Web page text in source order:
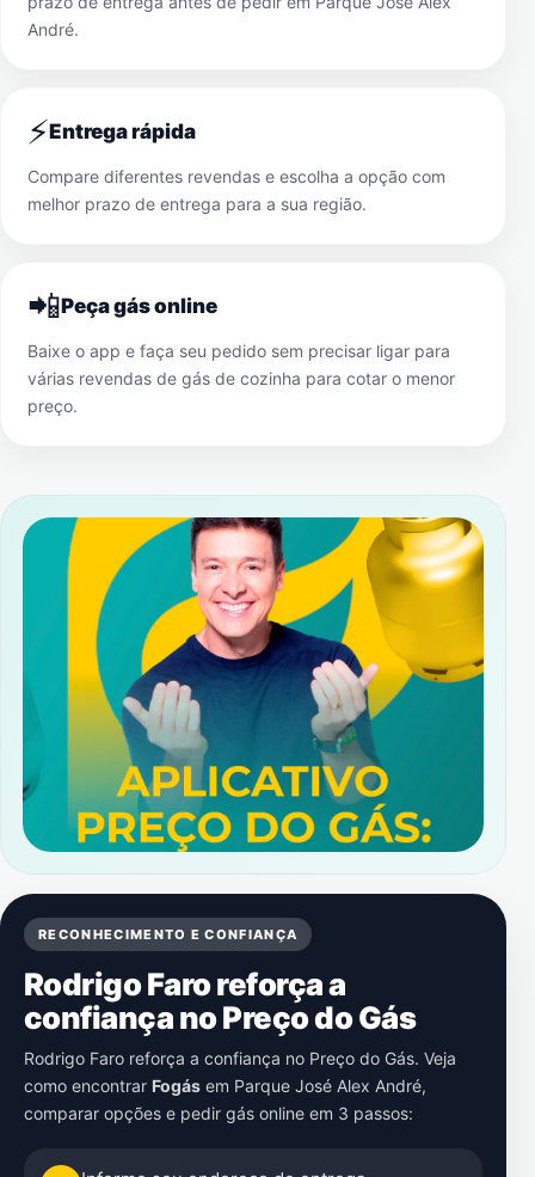
André.
⚡Entrega rápida
Compare diferentes revendas e escolha a opção com
melhor prazo de entrega para a sua região.
📲Peça gás online
Baixe o app e faça seu pedido sem precisar ligar para
várias revendas de gás de cozinha para cotar o menor
preço.
RECONHECIMENTO E CONFIANÇA
Rodrigo Faro reforça a
confiança no Preço do Gás
Rodrigo Faro reforça a confiança no Preço do Gás. Veja
como encontrar Fogás em Parque José Alex André,
comparar opções e pedir gás online em 3 passos: